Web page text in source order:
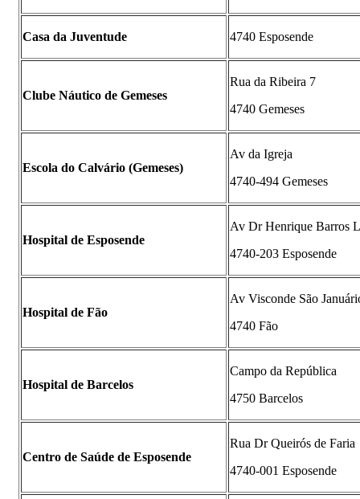
Casa da Juventude 4740 Esposende
Clube Náutico de Gemeses
Rua da Ribeira 7
4740 Gemeses
Escola do Calvário (Gemeses)
Av da Igreja
4740-494 Gemeses
Hospital de Esposende
Av Dr Henrique Barros
4740-203 Esposende
Hospital de Fão
Av Visconde São
4740 Fão
Hospital de Barcelos
Campo da República
4750 Barcelos
Centro de Saúde de Esposende
Rua Dr Queirós de Faria
4740-001 Esposende